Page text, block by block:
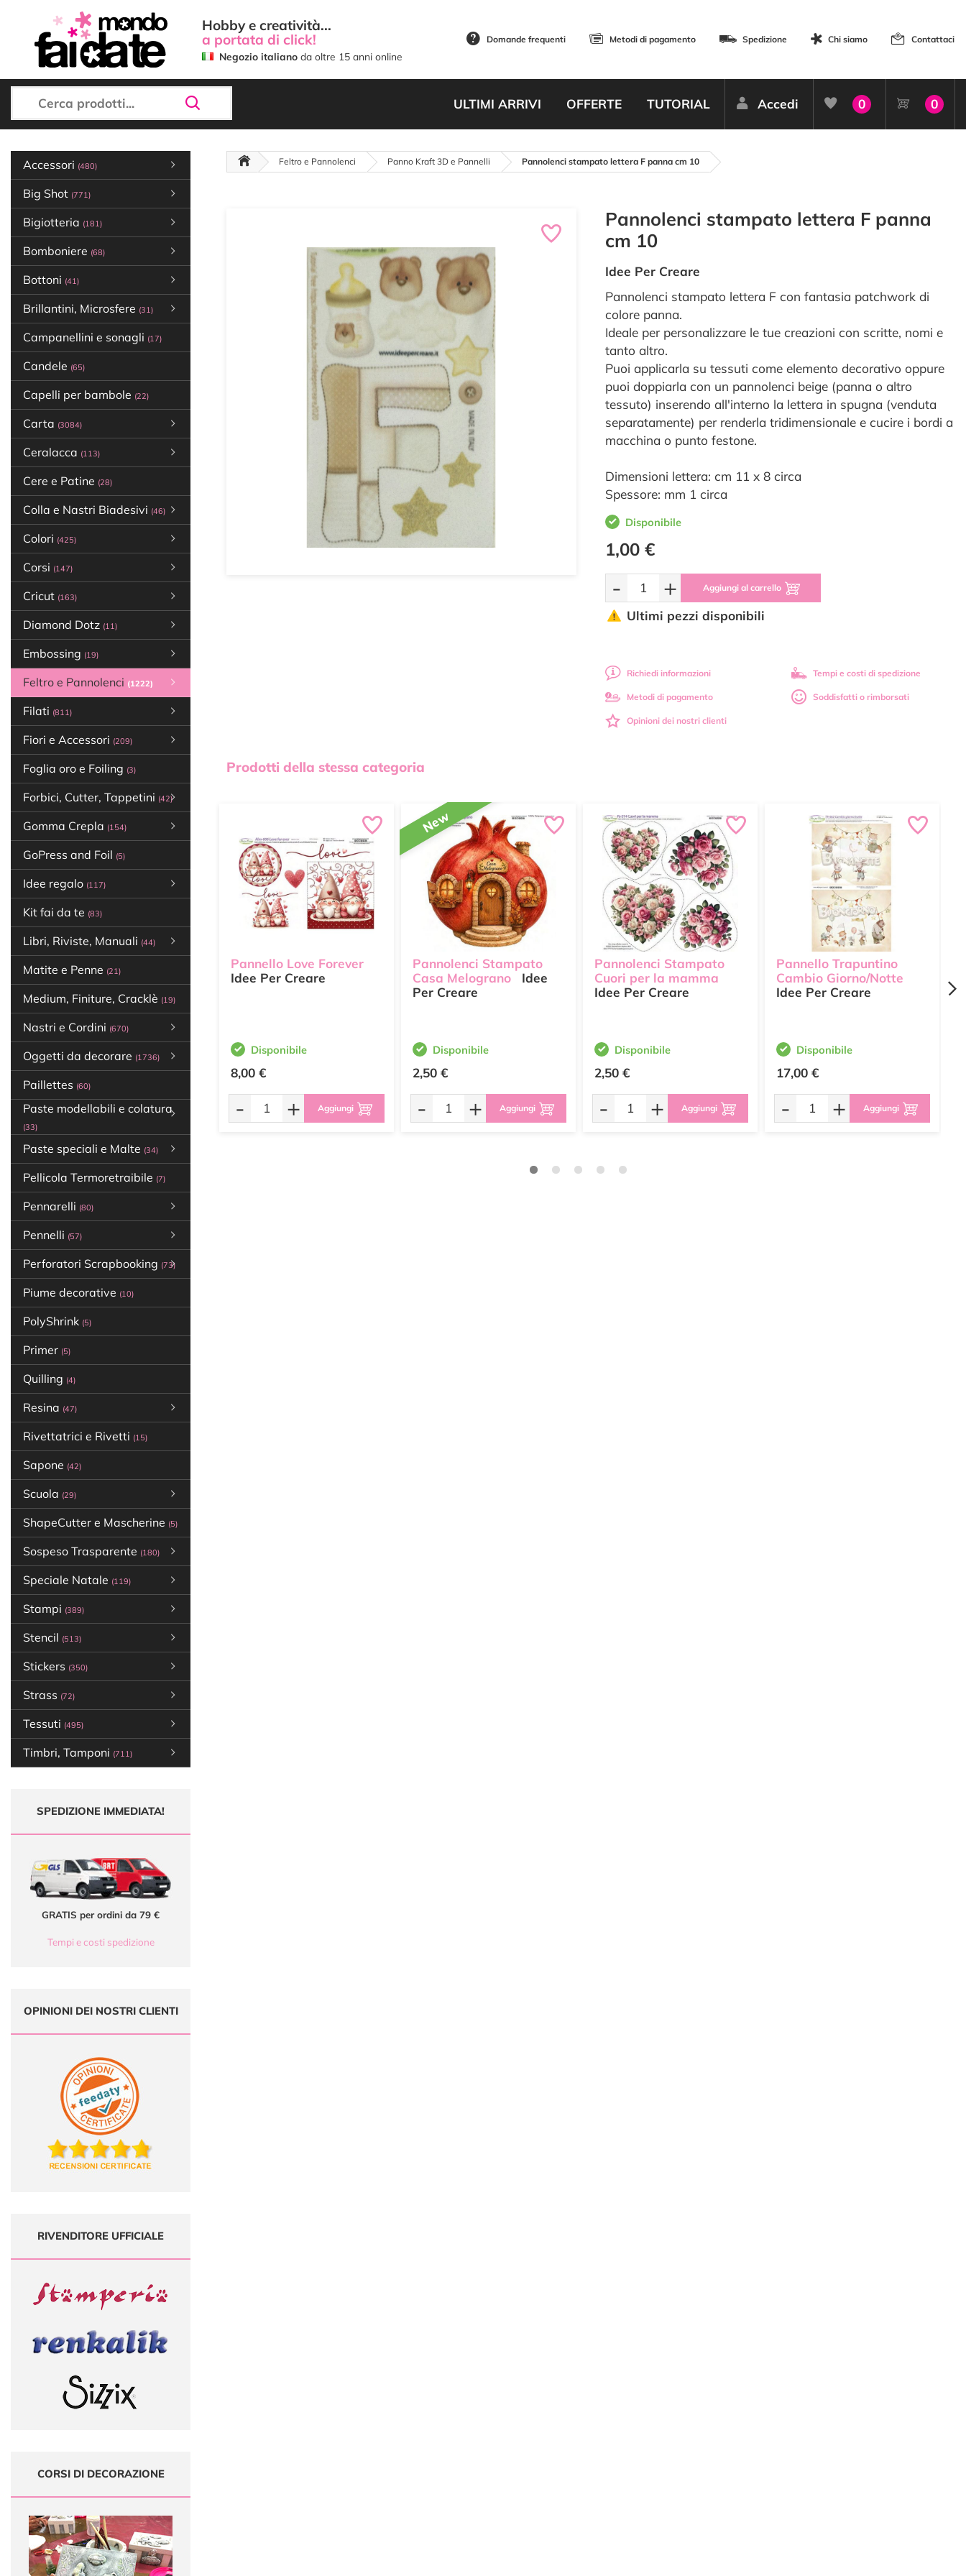
Hobby e creatività...
a portata di click!
Negozio italiano da oltre 15 anni online
Domande frequenti Metodi di pagamento Spedizione Chi siamo Contattaci
ULTIMI ARRIVI OFFERTE TUTORIAL Accedi 0 0
Accessori (480)
Big Shot (771)
Bigiotteria (181)
Bomboniere (68)
Bottoni (41)
Brillantini, Microsfere (31)
Campanellini e sonagli (17)
Candele (65)
Capelli per bambole (22)
Carta (3084)
Ceralacca (113)
Cere e Patine (28)
Colla e Nastri Biadesivi (46)
Colori (425)
Corsi (147)
Cricut (163)
Diamond Dotz (11)
Embossing (19)
Feltro e Pannolenci (1222)
Filati (811)
Fiori e Accessori (209)
Foglia oro e Foiling (3)
Forbici, Cutter, Tappetini (42)
Gomma Crepla (154)
GoPress and Foil (5)
Idee regalo (117)
Kit fai da te (83)
Libri, Riviste, Manuali (44)
Matite e Penne (21)
Medium, Finiture, Cracklè (19)
Nastri e Cordini (670)
Oggetti da decorare (1736)
Paillettes (60)
Paste modellabili e colatura
(33)
Paste speciali e Malte (34)
Pellicola Termoretraibile (7)
Pennarelli (80)
Pennelli (57)
Perforatori Scrapbooking (73)
Piume decorative (10)
PolyShrink (5)
Primer (5)
Quilling (4)
Resina (47)
Rivettatrici e Rivetti (15)
Sapone (42)
Scuola (29)
ShapeCutter e Mascherine (5)
Sospeso Trasparente (180)
Speciale Natale (119)
Stampi (389)
Stencil (513)
Stickers (350)
Strass (72)
Tessuti (495)
Timbri, Tamponi (711)
SPEDIZIONE IMMEDIATA!
GRATIS per ordini da 79 €
Tempi e costi spedizione
OPINIONI DEI NOSTRI CLIENTI
RIVENDITORE UFFICIALE
CORSI DI DECORAZIONE
Feltro e Pannolenci Panno Kraft 3D e Pannelli Pannolenci stampato lettera F panna cm 10
Pannolenci stampato lettera F panna
cm 10
Idee Per Creare
Pannolenci stampato lettera F con fantasia patchwork di
colore panna.
Ideale per personalizzare le tue creazioni con scritte, nomi e
tanto altro.
Puoi applicarla su tessuti come elemento decorativo oppure
puoi doppiarla con un pannolenci beige (panna o altro
tessuto) inserendo all'interno la lettera in spugna (venduta
separatamente) per renderla tridimensionale e cucire i bordi a
macchina o punto festone.
Dimensioni lettera: cm 11 x 8 circa
Spessore: mm 1 circa
Disponibile
1,00 €
- + Aggiungi al carrello
Ultimi pezzi disponibili
Richiedi informazioni Tempi e costi di spedizione
Metodi di pagamento Soddisfatti o rimborsati
Opinioni dei nostri clienti
Prodotti della stessa categoria
Pannello Love Forever
Idee Per Creare
Disponibile
8,00 €
- + Aggiungi
New
Pannolenci Stampato
Casa Melograno
Idee
Per Creare
Disponibile
2,50 €
- + Aggiungi
Pannolenci Stampato
Cuori per la mamma
Idee Per Creare
Disponibile
2,50 €
- + Aggiungi
Pannello Trapuntino
Cambio Giorno/Notte
Idee Per Creare
Disponibile
17,00 €
- + Aggiungi